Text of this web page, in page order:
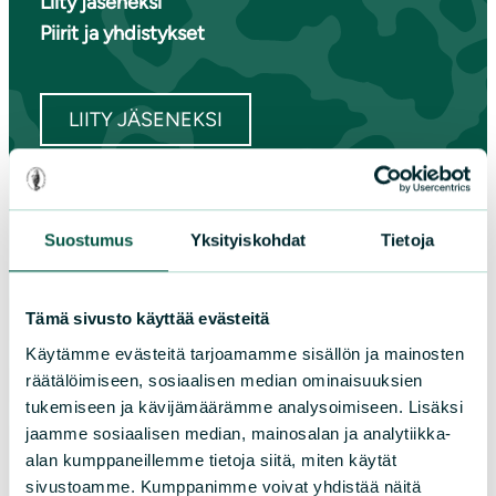
Suostumus Yksityiskohdat Tietoja
Tämä sivusto käyttää evästeitä
Käytämme evästeitä tarjoamamme sisällön ja mainosten
räätälöimiseen, sosiaalisen median ominaisuuksien
tukemiseen ja kävijämäärämme analysoimiseen. Lisäksi
jaamme sosiaalisen median, mainosalan ja analytiikka-
alan kumppaneillemme tietoja siitä, miten käytät
sivustoamme. Kumppanimme voivat yhdistää näitä
Piirit ja yhdistykset
LIITY JÄSENEKSI
Suomen luonnonsuojeluliiton
piirit
Etelä-Karjala
Etelä-Savo
Kainuu
Keski-Suomi
Kymenlaakso
Lappi